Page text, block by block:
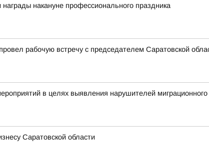
накануне профессионального праздника
рабочую встречу с председателем Саратовской
в целях выявления нарушителей миграционного
Саратовской области